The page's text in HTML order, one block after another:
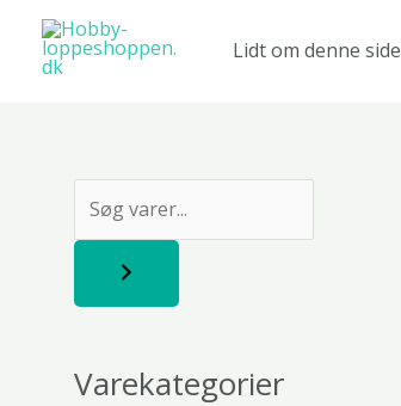
indholdet
Lidt om denne side
ø
Varekategorier